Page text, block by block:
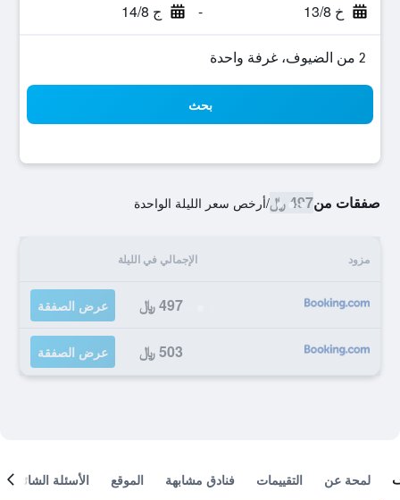
خ 13/8 - ج 14/8
2 من الضيوف، غرفة واحدة
بحث
صفقات من497 ﷼ /أرخص سعر الليلة الواحدة
مزود الإجمالي في الليلة
497 ﷼ عرض الصفقة
503 ﷼ عرض الصفقة
لمحة عن التقييمات فنادق مشابهة الموقع الأسئلة الشائعة